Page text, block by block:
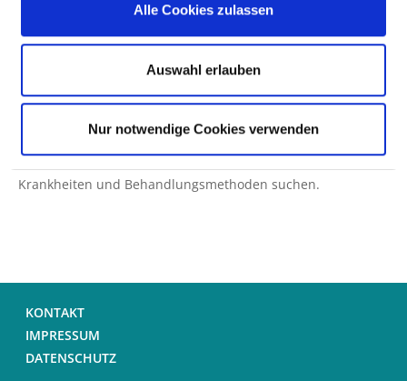
Alle Cookies zulassen
Auswahl erlauben
Nur notwendige Cookies verwenden
Behandlungsmethode nicht zu einem Treffer führt, kann
das auch daran liegen, dass das gesuchte Wort nicht in der
auf medizinischer Fachsprache (ICD/OPS). Versuchen Sie es
dann mit einem Suchwort-Synonym.
Tipp: Bei den einzelnen Fachabteilungen dieses
Krankenhauses können Sie gezielt nach behandelten
Krankheiten und Behandlungsmethoden suchen.
KONTAKT
IMPRESSUM
DATENSCHUTZ